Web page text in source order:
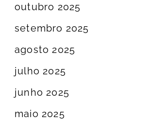
outubro 2025
setembro 2025
agosto 2025
julho 2025
junho 2025
maio 2025